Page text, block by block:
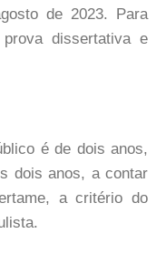
de 2023. Para
dissertativa e
é de dois anos,
dois anos, a contar
a critério do